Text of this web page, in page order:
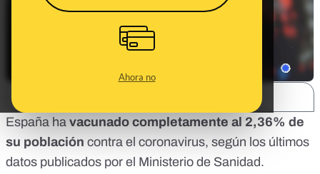
Ahora no
España ha vacunado completamente al 2,36% de
su población contra el coronavirus, según los últimos
datos publicados por el Ministerio de Sanidad.